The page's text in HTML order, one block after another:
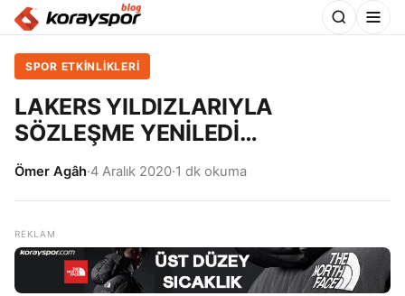
SPOR ETKİNLİKLERİ
LAKERS YILDIZLARIYLA
SÖZLEŞME YENİLEDİ…
Ömer Agâh·4 Aralık 2020·1 dk okuma